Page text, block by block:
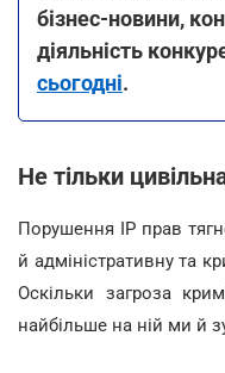
бізнес-новини,
діяльність
сьогодні.
Не тільки
Порушення IP прав
й адміністративну та
Оскільки загроза
найбільше на ній ми й